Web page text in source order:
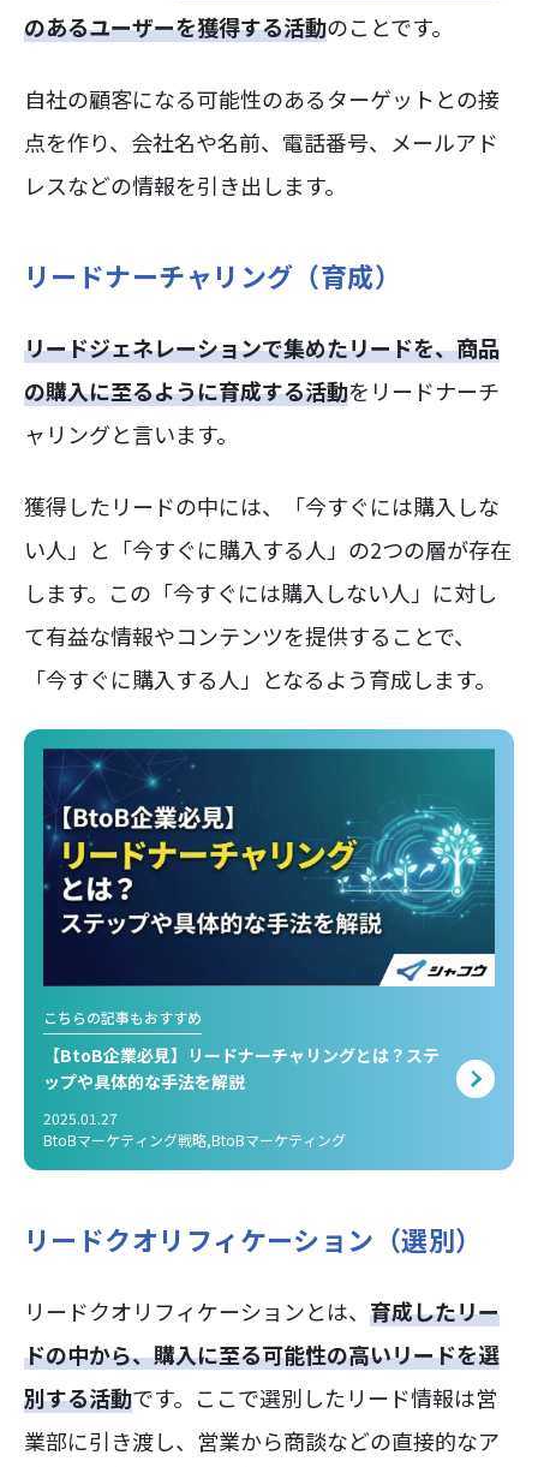
のあるユーザーを獲得する活動のことです。
自社の顧客になる可能性のあるターゲットとの接
点を作り、会社名や名前、電話番号、メールアド
レスなどの情報を引き出します。
リードナーチャリング（育成）
リードジェネレーションで集めたリードを、商品
の購入に至るように育成する活動をリードナーチ
ャリングと言います。
獲得したリードの中には、「今すぐには購入しな
い人」と「今すぐに購入する人」の2つの層が存在
します。この「今すぐには購入しない人」に対し
て有益な情報やコンテンツを提供することで、
「今すぐに購入する人」となるよう育成します。
こちらの記事もおすすめ
【BtoB企業必見】リードナーチャリングとは？ステ
ップや具体的な手法を解説
2025.01.27
BtoBマーケティング戦略,BtoBマーケティング
リードクオリフィケーション（選別）
リードクオリフィケーションとは、 育成したリー
ドの中から、購入に至る可能性の高いリードを選
別する活動です。ここで選別したリード情報は営
業部に引き渡し、営業から商談などの直接的なア